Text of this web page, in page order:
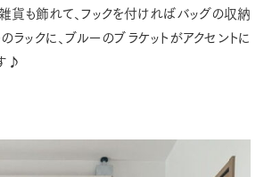
貨も飾れて、フックを付ければバッグの収納
ラックに、ブルーのブラケットがアクセントに
♪